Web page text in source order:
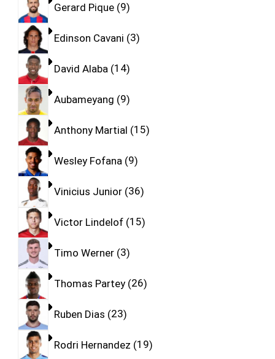
Gerard Pique 9
Edinson Cavani 3
David Alaba 14
Aubameyang 9
Anthony Martial 15
Wesley Fofana 9
Vinicius Junior 36
Victor Lindelof 15
Timo Werner 3
Thomas Partey 26
Ruben Dias 23
Rodri Hernandez 19